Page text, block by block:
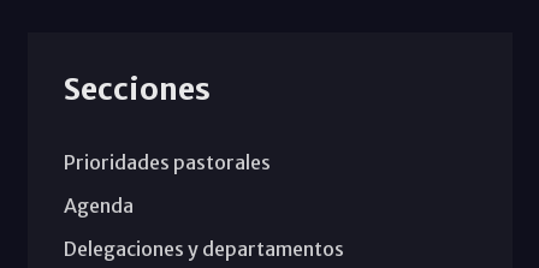
Secciones
Prioridades pastorales
Agenda
Delegaciones y departamentos